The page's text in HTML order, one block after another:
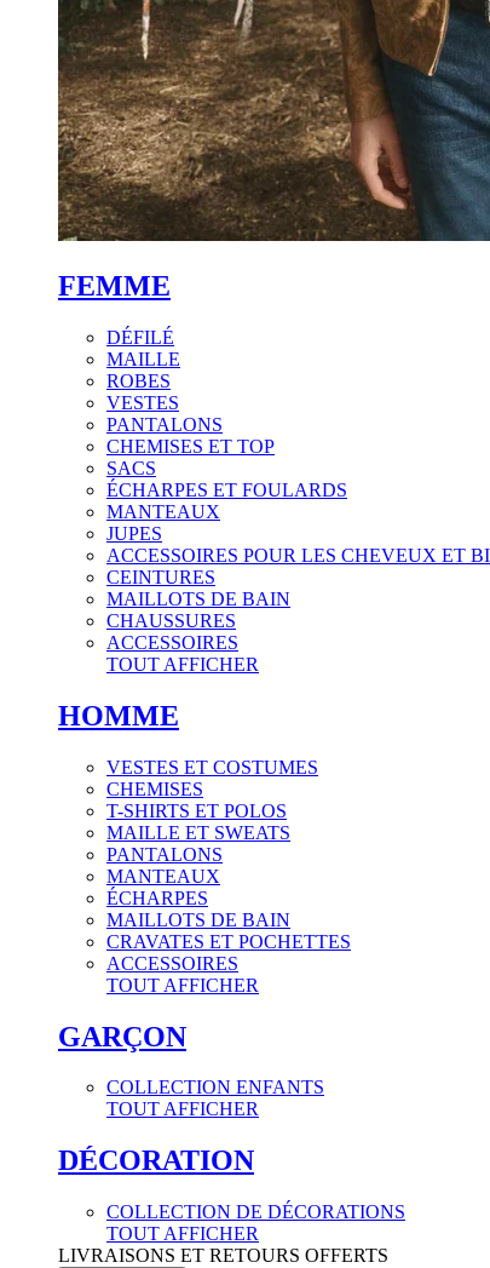
FEMME
DÉFILÉ
MAILLE
ROBES
VESTES
PANTALONS
CHEMISES ET TOP
SACS
ÉCHARPES ET FOULARDS
MANTEAUX
JUPES
ACCESSOIRES POUR LES CHEVEUX ET
CEINTURES
MAILLOTS DE BAIN
CHAUSSURES
ACCESSOIRES
TOUT AFFICHER
HOMME
VESTES ET COSTUMES
CHEMISES
T-SHIRTS ET POLOS
MAILLE ET SWEATS
PANTALONS
MANTEAUX
ÉCHARPES
MAILLOTS DE BAIN
CRAVATES ET POCHETTES
ACCESSOIRES
TOUT AFFICHER
GARÇON
COLLECTION ENFANTS
TOUT AFFICHER
DÉCORATION
COLLECTION DE DÉCORATIONS
TOUT AFFICHER
LIVRAISONS ET RETOURS OFFERTS